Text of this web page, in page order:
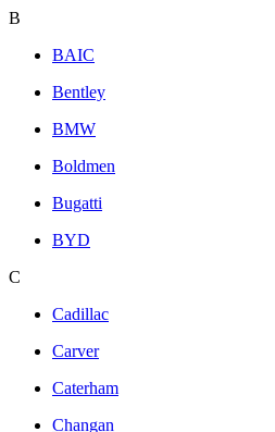
B
BAIC
Bentley
BMW
Boldmen
Bugatti
BYD
C
Cadillac
Carver
Caterham
Changan